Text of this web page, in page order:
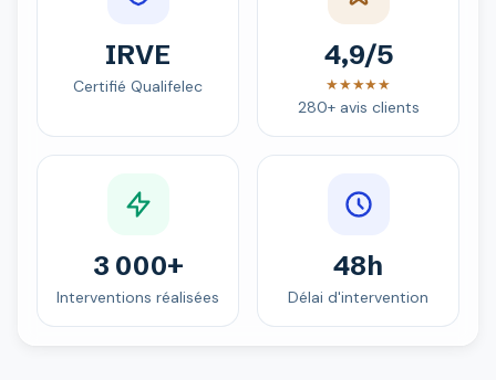
IRVE
Certifié Qualifelec
4,9/5
★★★★★
280+ avis clients
3 000+
Interventions réalisées
48h
Délai d'intervention